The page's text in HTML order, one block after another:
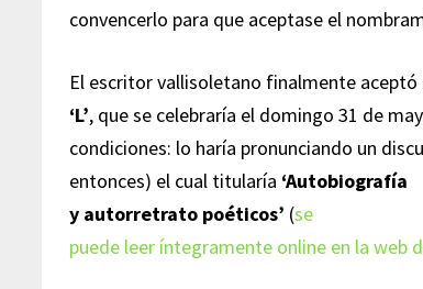
convencerlo para que aceptase el
El escritor vallisoletano finalmente aceptó
‘L’, que se celebraría el domingo 31 de
condiciones: lo haría pronunciando un
entonces) el cual titularía ‘Autobiografía
y autorretrato poéticos’ (se
puede leer íntegramente online en la web